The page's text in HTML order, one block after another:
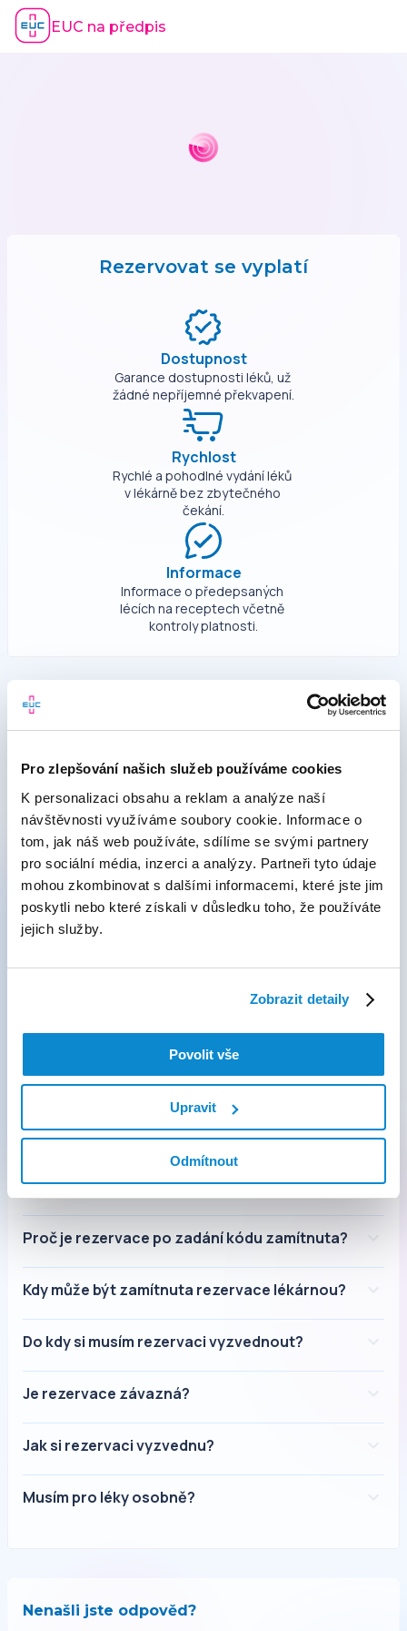
Pro zlepšování našich služeb používáme cookies
K personalizaci obsahu a reklam a analýze naší
návštěvnosti využíváme soubory cookie. Informace o
tom, jak náš web používáte, sdílíme se svými partnery
pro sociální média, inzerci a analýzy. Partneři tyto údaje
mohou zkombinovat s dalšími informacemi, které jste jim
poskytli nebo které získali v důsledku toho, že používáte
jejich služby.
Zobrazit detaily
Povolit vše
Upravit
Odmítnout
EUC na předpis
Rezervovat se vyplatí
Dostupnost
Garance dostupnosti léků, už
žádné nepříjemné překvapení.
Rychlost
Rychlé a pohodlné vydání léků
v lékárně bez zbytečného
čekání.
Informace
Informace o předepsaných
lécích na receptech včetně
kontroly platnosti.
Jak rezervace léků funguje?
Pokud vidím u receptu, že je v lékárně
dostupný, mohu hned přijít?
Proč je rezervace po zadání kódu zamítnuta?
Kdy může být zamítnuta rezervace lékárnou?
Do kdy si musím rezervaci vyzvednout?
Je rezervace závazná?
Jak si rezervaci vyzvednu?
Musím pro léky osobně?
Nenašli jste odpověd?